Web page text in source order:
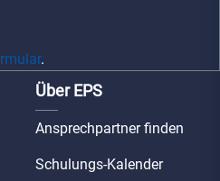
.
Über EPS
Ansprechpartner finden
Schulungs-Kalender